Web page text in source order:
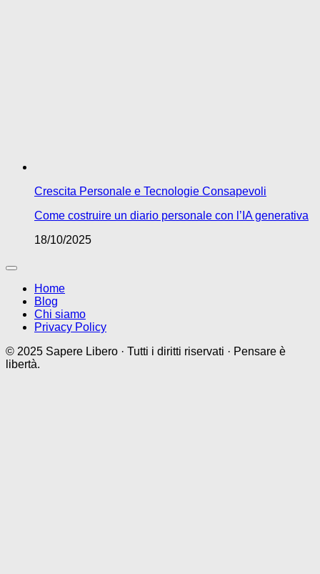
Crescita Personale e Tecnologie Consapevoli
Come costruire un diario personale con l’IA generativa
18/10/2025
Home
Blog
Chi siamo
Privacy Policy
© 2025 Sapere Libero · Tutti i diritti riservati · Pensare è
libertà.